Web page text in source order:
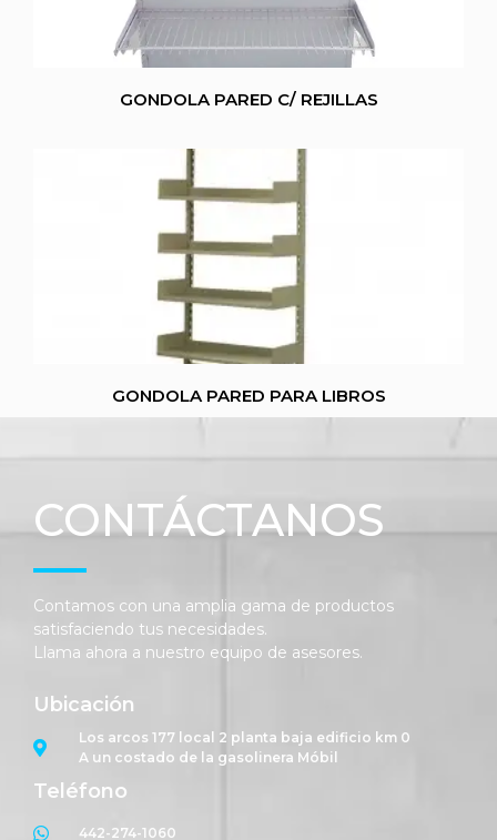
GONDOLA PARED C/ REJILLAS
GONDOLA PARED PARA LIBROS
CONTÁCTANOS
Contamos con una amplia gama de productos
satisfaciendo tus necesidades.
Llama ahora a nuestro equipo de asesores.
Ubicación
Los arcos 177 local 2 planta baja edificio km 0
A un costado de la gasolinera Móbil
Teléfono
442-274-1060